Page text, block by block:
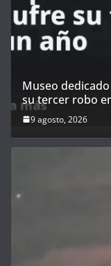
Museo
su tercer robo
9 agosto, 2026